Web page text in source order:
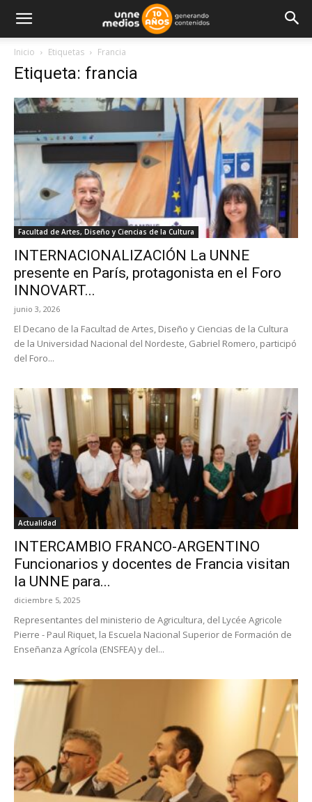
Inicio Etiquetas Francia
Etiqueta: francia
Facultad de Artes, Diseño y Ciencias de la Cultura
INTERNACIONALIZACIÓN La UNNE
presente en París, protagonista en el Foro
INNOVART...
junio 3, 2026
El Decano de la Facultad de Artes, Diseño y Ciencias de la Cultura
de la Universidad Nacional del Nordeste, Gabriel Romero, participó
del Foro...
Actualidad
INTERCAMBIO FRANCO-ARGENTINO
Funcionarios y docentes de Francia visitan
la UNNE para...
diciembre 5, 2025
Representantes del ministerio de Agricultura, del Lycée Agricole
Pierre - Paul Riquet, la Escuela Nacional Superior de Formación de
Enseñanza Agrícola (ENSFEA) y del...